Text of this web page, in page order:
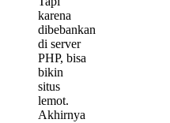
karena
dibebankan
di server
PHP, bisa
bikin
situs
lemot.
Akhirnya